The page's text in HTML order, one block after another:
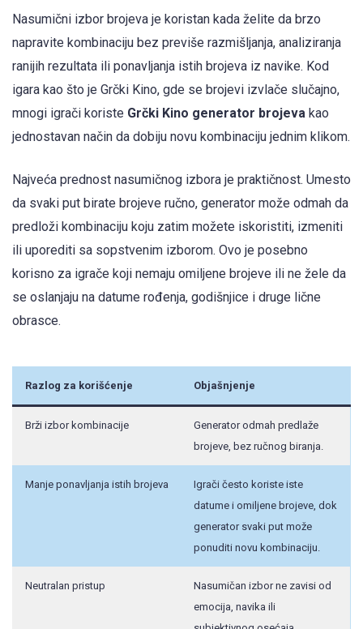
Nasumični izbor brojeva je koristan kada želite da brzo
napravite kombinaciju bez previše razmišljanja, analiziranja
ranijih rezultata ili ponavljanja istih brojeva iz navike. Kod
igara kao što je Grčki Kino, gde se brojevi izvlače slučajno,
mnogi igrači koriste Grčki Kino generator brojeva kao
jednostavan način da dobiju novu kombinaciju jednim klikom.
Najveća prednost nasumičnog izbora je praktičnost. Umesto
da svaki put birate brojeve ručno, generator može odmah da
predloži kombinaciju koju zatim možete iskoristiti, izmeniti
ili uporediti sa sopstvenim izborom. Ovo je posebno
korisno za igrače koji nemaju omiljene brojeve ili ne žele da
se oslanjaju na datume rođenja, godišnjice i druge lične
obrasce.
Razlog za korišćenje Objašnjenje
Brži izbor kombinacije
Generator odmah predlaže
brojeve, bez ručnog biranja.
Manje ponavljanja istih brojeva
Igrači često koriste iste
datume i omiljene brojeve, dok
generator svaki put može
ponuditi novu kombinaciju.
Neutralan pristup
Nasumičan izbor ne zavisi od
emocija, navika ili